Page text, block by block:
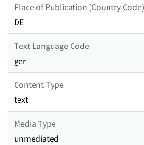
Place of Publication (Country Code)
DE
Text Language Code
ger
Content Type
text
Media Type
unmediated